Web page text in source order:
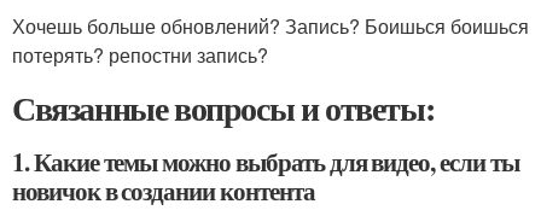
Хочешь больше обновлений? Запись? Боишься боишься
потерять? репостни запись?
Связанные вопросы и ответы:
1. Какие темы можно выбрать для видео, если ты
новичок в создании контента